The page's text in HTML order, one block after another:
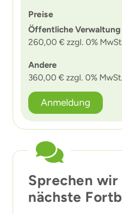
Preise
Öffentliche Verwaltung
260,00 € zzgl. 0%
Andere
360,00 € zzgl. 0% MwSt.
Anmeldung
Sprechen
nächste